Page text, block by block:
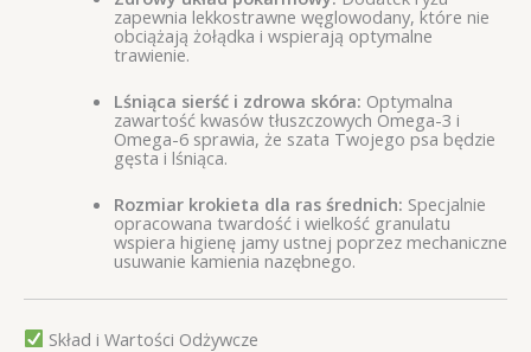
zapewnia lekkostrawne węglowodany, które nie
obciążają żołądka i wspierają optymalne
trawienie.
Lśniąca sierść i zdrowa skóra: Optymalna
zawartość kwasów tłuszczowych Omega-3 i
Omega-6 sprawia, że szata Twojego psa będzie
gęsta i lśniąca.
Rozmiar krokieta dla ras średnich: Specjalnie
opracowana twardość i wielkość granulatu
wspiera higienę jamy ustnej poprzez mechaniczne
usuwanie kamienia nazębnego.
Skład i Wartości Odżywcze